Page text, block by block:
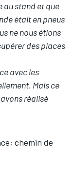
au stand et que
était en pneus
ne nous étions
des places
avec les
Mais ce
réalisé
chemin de